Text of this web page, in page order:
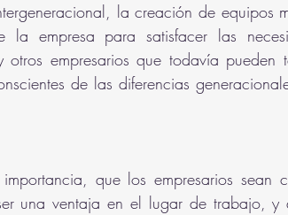
la creación de equipos
empresa para satisfacer las
empresarios que todavía pueden
de las diferencias
que los empresarios sean
una ventaja en el lugar de trabajo, y